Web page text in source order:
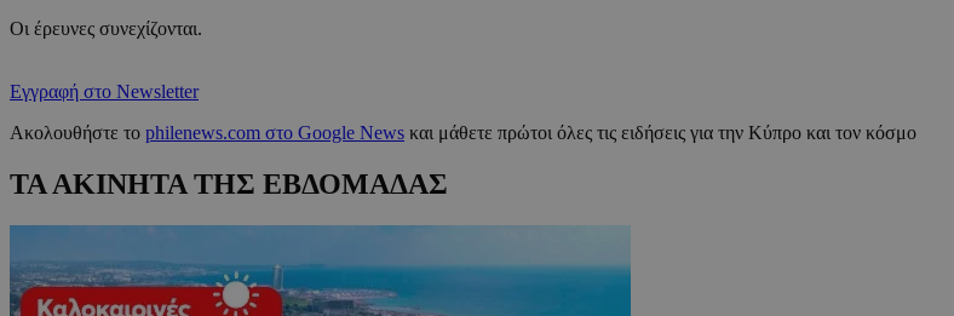
Οι έρευνες συνεχίζονται.
Εγγραφή στο Newsletter
Ακολουθήστε το philenews.com στο Google News και μάθετε πρώτοι όλες τις ειδήσεις για την Κύπρο και τον κόσμο
ΤΑ ΑΚΙΝΗΤΑ ΤΗΣ ΕΒΔΟΜΑΔΑΣ